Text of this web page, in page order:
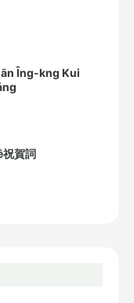
Îng-kng Kui
賀詞